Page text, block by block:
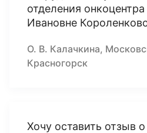
отделения
Ивановне
О. В. Калачкина,
Красногорск
Хочу оставить отзыв